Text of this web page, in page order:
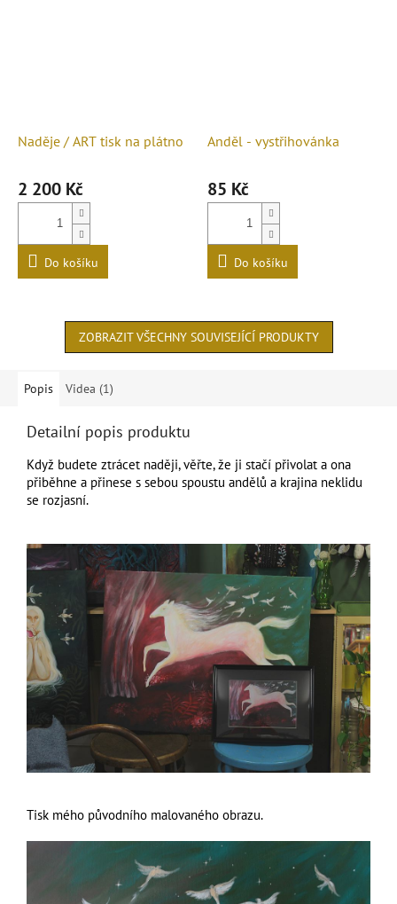
Naděje / ART tisk na plátno
2 200 Kč
Do košíku
Anděl - vystřihovánka
85 Kč
Do košíku
ZOBRAZIT VŠECHNY SOUVISEJÍCÍ PRODUKTY
Popis Videa (1)
Detailní popis produktu
Když budete ztrácet naději, věřte, že ji stačí přivolat a ona
přiběhne a přinese s sebou spoustu andělů a krajina neklidu
se rozjasní.
Tisk mého původního malovaného obrazu.